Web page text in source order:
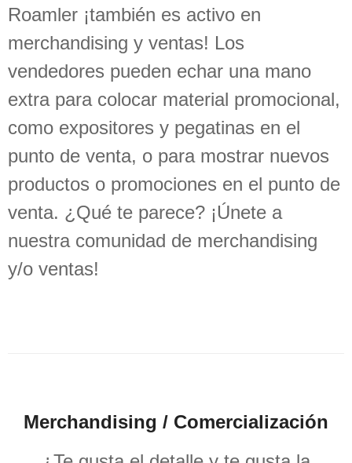
Roamler ¡también es activo en
merchandising y ventas! Los
vendedores pueden echar una mano
extra para colocar material promocional,
como expositores y pegatinas en el
punto de venta, o para mostrar nuevos
productos o promociones en el punto de
venta. ¿Qué te parece? ¡Únete a
nuestra comunidad de merchandising
y/o ventas!
Merchandising / Comercialización